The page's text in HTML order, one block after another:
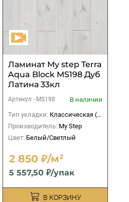
Ламинат My step Terra
Aqua Block MS198 Дуб
Латина 33кл
Артикул - MS198
В наличии
Тип укладки: Классическая (прямая)
Производитель: My Step
Цвет: Белый/Светлый
2 850 ₽/м²
5 557,50 ₽/упак
В КОРЗИНУ